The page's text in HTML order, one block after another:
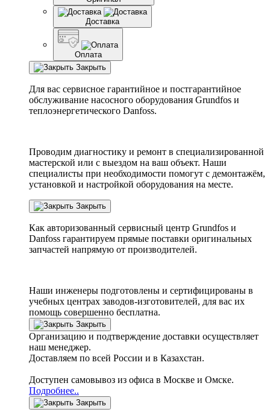
Доставка
Оплата
Закрыть
Для вас сервисное гарантийное и постгарантийное
обслуживание насосного оборудования Grundfos и
теплоэнергетического Danfoss.
Проводим диагностику и ремонт в специализированной
мастерской или с выездом на ваш объект. Наши
специалисты при необходимости помогут с демонтажём,
установкой и настройкой оборудования на месте.
Закрыть
Как авторизованный сервисный центр Grundfos и
Danfoss гарантируем прямые поставки оригинальных
запчастей напрямую от производителей.
Наши инженеры подготовлены и сертифицированы в
учебных центрах заводов-изготовителей, для вас их
помощь совершенно бесплатна.
Закрыть
Организацию и подтверждение доставки осуществляет
наш менеджер.
Доставляем по всей России и в Казахстан.
Доступен самовывоз из офиса в Москве и Омске.
Подробнее..
Закрыть